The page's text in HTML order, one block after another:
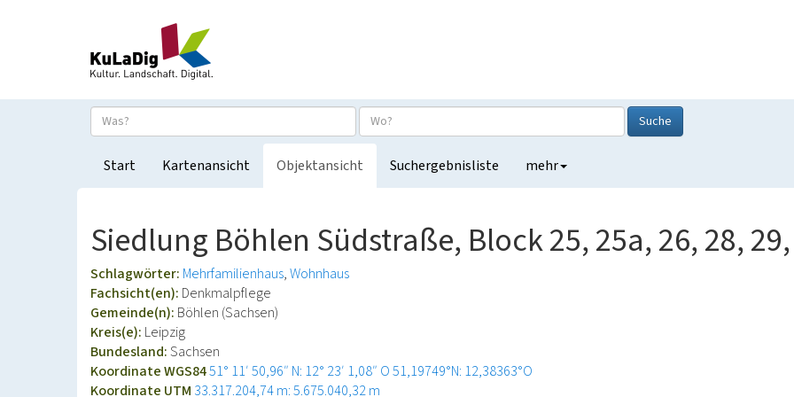
Suche
Start Kartenansicht Objektansicht Suchergebnisliste mehr
Siedlung Böhlen Südstraße, Block 25, 25a, 26, 28, 29,
Schlagwörter: Mehrfamilienhaus Wohnhaus
Fachsicht(en): Denkmalpflege
Gemeinde(n): Böhlen (Sachsen)
Kreis(e): Leipzig
Bundesland:Sachsen
Koordinate WGS8451° 11′ 50,96″ N: 12° 23′ 1,08″ O51,19749°N: 12,38363°O
Koordinate UTM 33.317.204,74 m: 5.675.040,32 m